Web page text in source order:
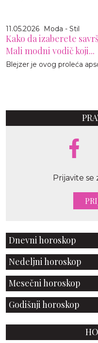
11.05.2026 Moda - Stil
Kako da izaberete
Mali modni vodič koji...
Blejzer je ovog proleća
Prijavite se
Dnevni horoskop
Nedeljni horoskop
Mesečni horoskop
Godišnji horoskop